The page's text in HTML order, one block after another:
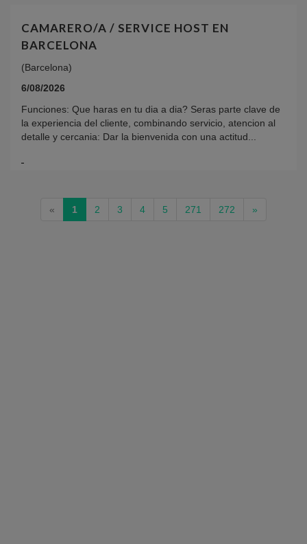
CAMARERO/A / SERVICE HOST EN
BARCELONA
(Barcelona)
6/08/2026
Funciones: Que haras en tu dia a dia? Seras parte clave de
la experiencia del cliente, combinando servicio, atencion al
detalle y cercania: Dar la bienvenida con una actitud...
« 1 (current)
2 3 4 5 271 272 »